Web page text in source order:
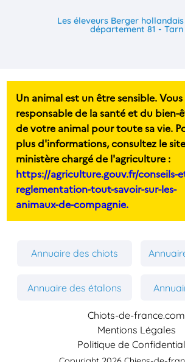
Les éleveurs Berger
département 81 - Tarn
Un animal est un être sensible.
responsable de la santé et du bien-
de votre animal pour toute sa vie.
plus d'informations, consultez le
ministère chargé de l'agriculture :
https://agriculture.gouv.fr/conseils-
reglementation-tout-savoir-sur-les-
animaux-de-compagnie.
Annuaire des chiots
Annuaire des étalons
Chiots-de-france.com
Mentions Légales
Politique de